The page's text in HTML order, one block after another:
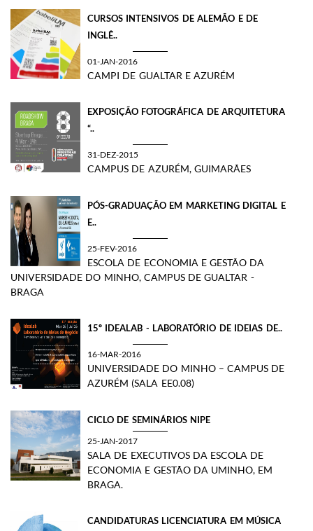
CURSOS INTENSIVOS DE ALEMÃO E DE
INGLÊ..
01-JAN-2016
CAMPI DE GUALTAR E AZURÉM
EXPOSIÇÃO FOTOGRÁFICA DE ARQUITETURA
“..
31-DEZ-2015
CAMPUS DE AZURÉM, GUIMARÃES
PÓS-GRADUAÇÃO EM MARKETING DIGITAL E
E..
25-FEV-2016
ESCOLA DE ECONOMIA E GESTÃO DA
UNIVERSIDADE DO MINHO, CAMPUS DE GUALTAR -
BRAGA
15º IDEALAB - LABORATÓRIO DE IDEIAS DE..
16-MAR-2016
UNIVERSIDADE DO MINHO – CAMPUS DE
AZURÉM (SALA EE0.08)
CICLO DE SEMINÁRIOS NIPE
25-JAN-2017
SALA DE EXECUTIVOS DA ESCOLA DE
ECONOMIA E GESTÃO DA UMINHO, EM
BRAGA.​
CANDIDATURAS LICENCIATURA EM MÚSICA